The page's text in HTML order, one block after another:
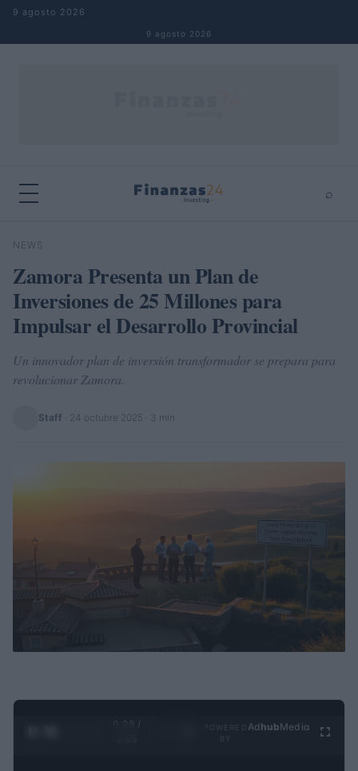
Saltar al contenido
9 agosto 2026
9 agosto 2026
⌕
Buscar
NEWS
Zamora Presenta un Plan de
Inversiones de 25 Millones para
Impulsar el Desarrollo Provincial
Un innovador plan de inversión transformador se prepara para
revolucionar Zamora.
Staff 24 octubre 2025 · 3 min
0:29 /
Ad hubMedia